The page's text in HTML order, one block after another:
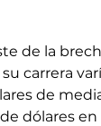
de la
carrera
de
dólares en